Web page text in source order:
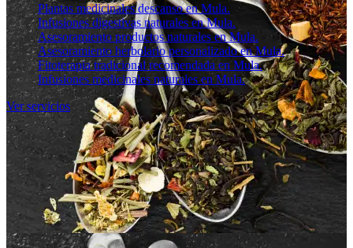
Plantas medicinales descanso en Mula.
Infusiones digestivas naturales en Mula.
Asesoramiento productos naturales en Mula.
Asesoramiento herbolario personalizado en Mula.
Fitoterapia tradicional recomendada en Mula.
Infusiones medicinales naturales en Mula.
Ver servicios